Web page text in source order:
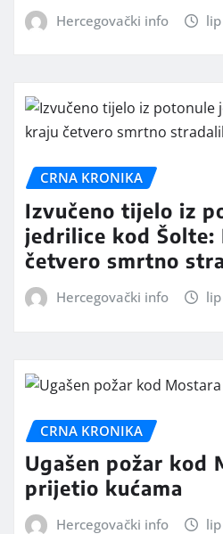
Hercegovački info
CRNA KRONIKA
Izvučeno tijelo iz
jedrilice kod Šolte:
četvero smrtno
Hercegovački info
CRNA KRONIKA
Ugašen požar kod
prijetio kućama
Hercegovački info